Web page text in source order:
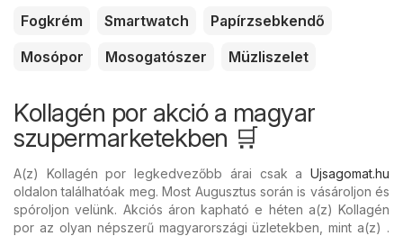
Fogkrém
Smartwatch
Papírzsebkendő
Mosópor
Mosogatószer Müzliszelet
Kollagén por akció a magyar
szupermarketekben 🛒
A(z) Kollagén por legkedvezőbb árai csak a Ujsagomat.hu
oldalon találhatóak meg. Most Augusztus során is vásároljon és
spóroljon velünk. Akciós áron kapható e héten a(z) Kollagén
por az olyan népszerű magyarországi üzletekben, mint a(z) .